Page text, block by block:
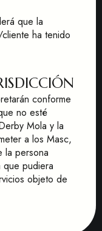
que la
ha tenido
conforme
no esté
Mola y la
a los Masc,
la persona
que pudiera
objeto de